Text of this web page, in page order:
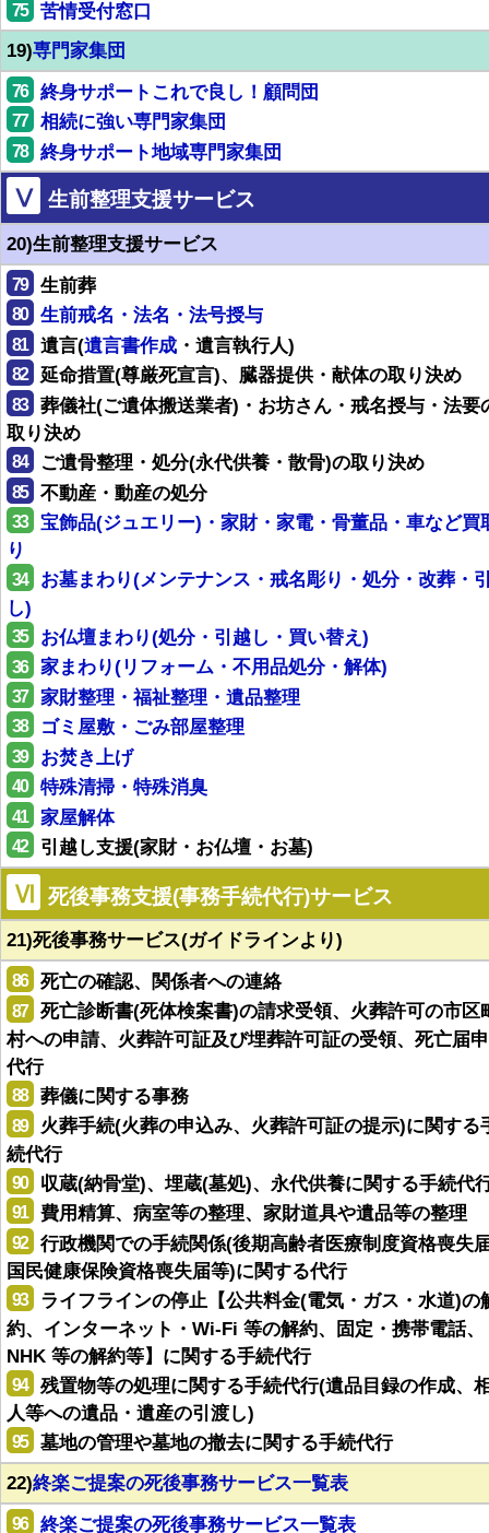
75
苦情受付窓口
19)専門家集団
76 終身サポートこれで良し！顧問団
77 相続に強い専門家集団
78 終身サポート地域専門家集団
Ⅴ 生前整理支援サービス
20)生前整理支援サービス
79 生前葬
80 生前戒名・法名・法号授与
81 遺言(遺言書作成 ・遺言執行人)
82 延命措置(尊厳死宣言)、臓器提供・献体の取り決め
83
葬儀社(ご遺体搬送業者)・お坊さん・戒名授与・法要
取り決め
84 ご遺骨整理・処分(永代供養・散骨)の取り決め
85 不動産・動産の処分
33
宝飾品(ジュエリー)・家財・家電・骨董品・車など買
り
34
お墓まわり(メンテナンス・戒名彫り・処分・改葬・
し)
35 お仏壇まわり(処分・引越し・買い替え)
36 家まわり(リフォーム・不用品処分・解体)
37 家財整理・福祉整理・遺品整理
38 ゴミ屋敷・ごみ部屋整理
39 お焚き上げ
40 特殊清掃・特殊消臭
41 家屋解体
42 引越し支援(家財・お仏壇・お墓)
Ⅵ 死後事務支援(事務手続代行)サービス
21)死後事務サービス(ガイドラインより)
86 死亡の確認、関係者への連絡
87
死亡診断書(死体検案書)の請求受領、火葬許可の市区
村への申請、火葬許可証及び埋葬許可証の受領、死亡届
代行
88 葬儀に関する事務
89
火葬手続(火葬の申込み、火葬許可証の提示)に関する
続代行
90 収蔵(納骨堂)、埋蔵(墓処)、永代供養に関する手続代
91 費用精算、病室等の整理、家財道具や遺品等の整理
92
行政機関での手続関係(後期高齢者医療制度資格喪失
国民健康保険資格喪失届等)に関する代行
93
ライフラインの停止【公共料金(電気・ガス・水道)の
約、インターネット・Wi-Fi 等の解約、固定・携帯電話、
NHK 等の解約等】に関する手続代行
94
残置物等の処理に関する手続代行(遺品目録の作成、
人等への遺品・遺産の引渡し)
95
墓地の管理や墓地の撤去に関する手続代行
22)終楽ご提案の死後事務サービス一覧表
96 終楽ご提案の死後事務サービス一覧表